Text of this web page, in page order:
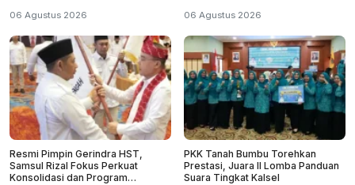
06 Agustus 2026 06 Agustus 2026
Resmi Pimpin Gerindra HST,
Samsul Rizal Fokus Perkuat
Konsolidasi dan Program
PKK Tanah Bumbu Torehkan
Prestasi, Juara II Lomba Panduan
Suara Tingkat Kalsel